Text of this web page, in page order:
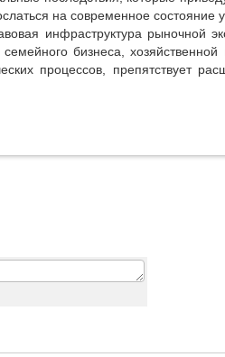
на современное состояние
инфраструктура рыночной
бизнеса,
процессов, препятствует